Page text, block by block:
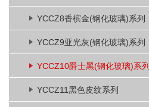
YCCZ8香槟金(钢化玻璃)系列
YCCZ9亚光灰(钢化玻璃)系列
YCCZ10爵士黑(钢化玻璃)系列
YCCZ11黑色皮纹系列